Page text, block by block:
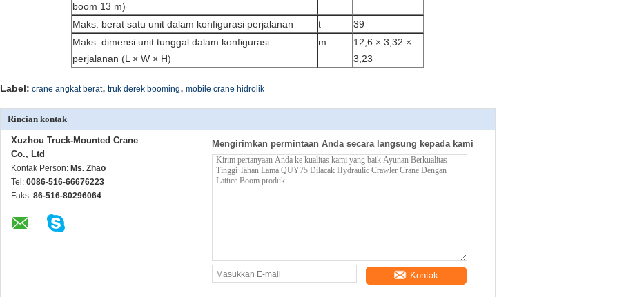
boom 13 m)
Maks. berat satu unit dalam konfigurasi perjalanan t
39
Maks. dimensi unit tunggal dalam konfigurasi
perjalanan (L × W × H)
m
12,6 × 3,32 ×
3,23
Label: crane angkat berat, truk derek booming, mobile crane hidrolik
Rincian kontak
Xuzhou Truck-Mounted Crane
Co., Ltd
Kontak Person: Ms. Zhao
Tel: 0086-516-66676223
Faks: 86-516-80296064
Mengirimkan permintaan Anda secara langsung kepada kami
Kontak